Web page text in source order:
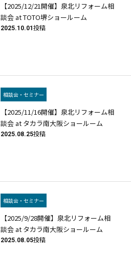
【2025/12/21開催】泉北リフォーム相
談会 at TOTO堺ショールーム
2025.10.01投稿
相談会・セミナー
【2025/11/16開催】泉北リフォーム相
談会 at タカラ南大阪ショールーム
2025.08.25投稿
相談会・セミナー
【2025/9/28開催】泉北リフォーム相
談会 at タカラ南大阪ショールーム
2025.08.05投稿